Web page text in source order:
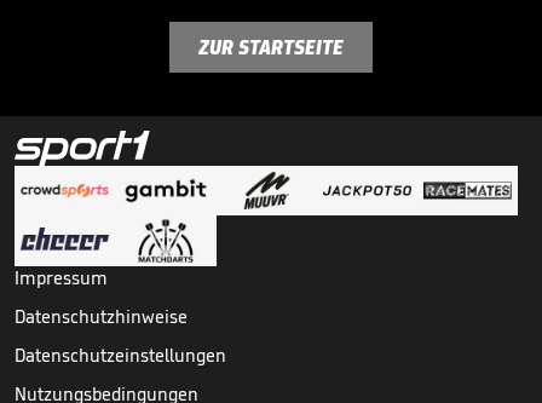
ZUR STARTSEITE
Impressum
Datenschutzhinweise
Datenschutzeinstellungen
Nutzungsbedingungen